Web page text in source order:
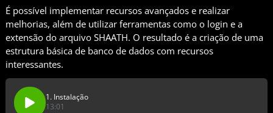
É possível implementar recursos avançados e realizar
melhorias, além de utilizar ferramentas como o login e a
extensão do arquivo SHAATH. O resultado é a criação de uma
estrutura básica de banco de dados com recursos
interessantes.
1. Instalação
13:01